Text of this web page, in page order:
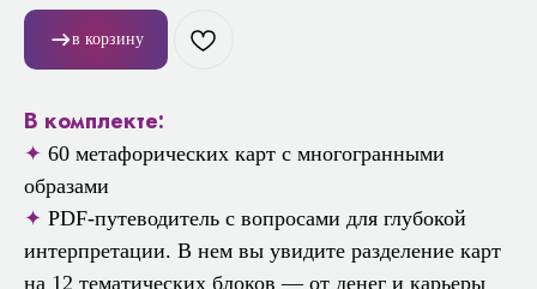
в корзину
В комплекте:
✦ 60 метафорических карт с многогранными
образами
✦ ⁠PDF-путеводитель с вопросами для глубокой
интерпретации. В нем вы увидите разделение карт
на 12 тематических блоков — от денег и карьеры